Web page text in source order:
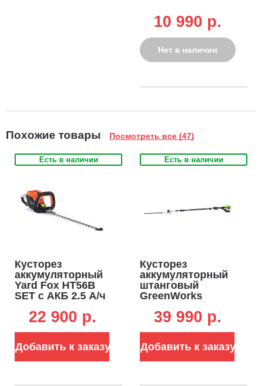
10 990 p.
Нет в наличии
Похожие товары Посмотреть все (47)
Есть в наличии
Кусторез
аккумуляторный
Yard Fox HT56B
SET с АКБ 2.5 А/ч
см, ветки до 20
22 900 p.
Добавить к заказу
Есть в наличии
Кусторез
аккумуляторный
штанговый
GreenWorks
ЗУ (PRC, BL 82В,
51 см, ветки до 30
штанга 2.5-3.25 м,
5.4 кг)
39 990 p.
Добавить к заказу